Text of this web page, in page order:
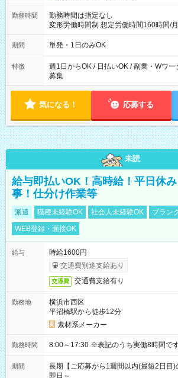
勤務時間
勤務時間は指定なし
変形労働時間制 想定労働時間160時間/月 【シフト例】 ・8：00
～21：00
期間 単発・1日のみOK
特徴
週1日からOK / 日払いOK / 副業・Wワ
募集
気になる！ 応募する
未読
給与即払いOK！高時給！平日休
事！仕分け作業等
派遣 職種未経験OK 社会人未経験OK
ブラン
WEB登録・面接OK
給与
時給1600円
交通費別途支給あり
交通費 交通費支給有り
勤務地
横浜市西区
平沼橋駅から徒歩12分
素材系メーカー
勤務時間 8:00～17:30 ※表記のうち実働8時間で
期間
長期【ご応募から1週間以内(最短2日目)
即日～